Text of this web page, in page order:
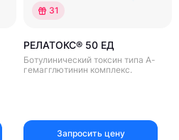
31
РЕЛАТОКС® 50 ЕД
Ботулинический токсин типа А-
гемагглютинин комплекс.
Запросить цену